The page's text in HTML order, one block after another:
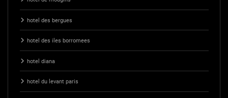
hotel des bergues
hotel des iles borromees
hotel diana
hotel du levant paris